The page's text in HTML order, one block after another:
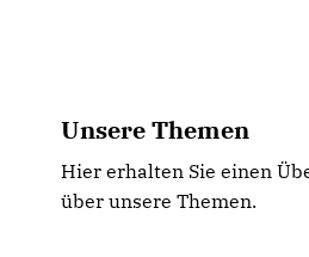
Unsere Themen
Hier erhalten Sie einen
über unsere Themen.